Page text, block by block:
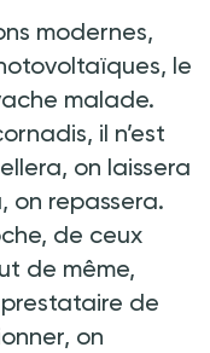
modernes,
le
malade.
il n’est
on laissera
on repassera.
de ceux
de même,
de
on